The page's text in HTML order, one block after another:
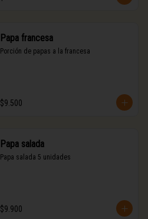
Papa francesa
Porción de papas a la francesa
$9.500
Papa salada
Papa salada 5 unidades
$9.900